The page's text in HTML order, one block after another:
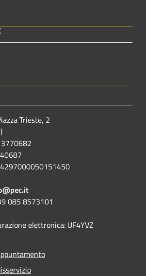
Trieste, 2
085 8573101
elettronica: UF4YVZ